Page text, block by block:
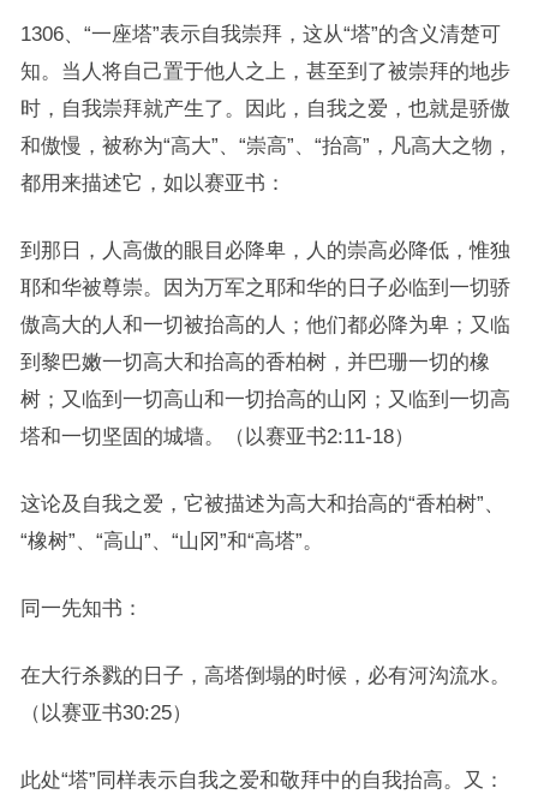
1306、“一座塔”表示自我崇拜，这从“塔”的含义清楚可
知。当人将自己置于他人之上，甚至到了被崇拜的地步
时，自我崇拜就产生了。因此，自我之爱，也就是骄傲
和傲慢，被称为“高大”、“崇高”、“抬高”，凡高大之物，
都用来描述它，如以赛亚书：
到那日，人高傲的眼目必降卑，人的崇高必降低，惟独
耶和华被尊崇。因为万军之耶和华的日子必临到一切骄
傲高大的人和一切被抬高的人；他们都必降为卑；又临
到黎巴嫩一切高大和抬高的香柏树，并巴珊一切的橡
树；又临到一切高山和一切抬高的山冈；又临到一切高
塔和一切坚固的城墙。（以赛亚书2:11-18）
这论及自我之爱，它被描述为高大和抬高的“香柏树”、
“橡树”、“高山”、“山冈”和“高塔”。
同一先知书：
在大行杀戮的日子，高塔倒塌的时候，必有河沟流水。
（以赛亚书30:25）
此处“塔”同样表示自我之爱和敬拜中的自我抬高。又：